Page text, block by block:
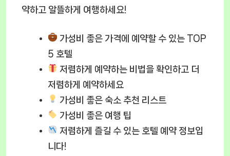
약하고 알뜰하게 여행하세요!
가성비 좋은 가격에 예약할 수 있는 TOP
5 호텔
저렴하게 예약하는 비법을 확인하고 더
저렴하게 예약하세요
가성비 좋은 숙소 추천 리스트
가성비 좋은 여행 팁
저렴하게 즐길 수 있는 호텔 예약 정보입
니다!